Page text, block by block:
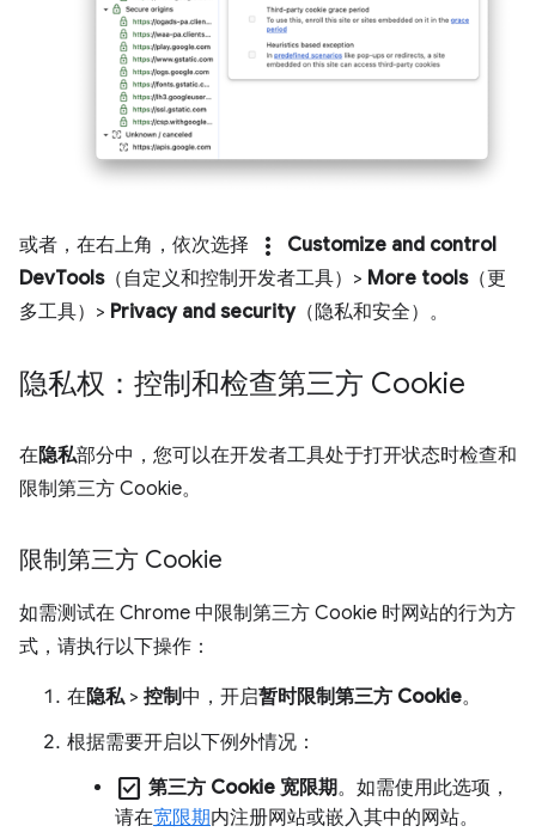
或者，在右上角，依次选择 more_vert
Customize and control
DevTools（自定义和控制开发者工具）> More tools（更
多工具）> Privacy and security（隐私和安全）。
隐私权：控制和检查第三方 Cookie
在隐私部分中，您可以在开发者工具处于打开状态时检查和
限制第三方 Cookie。
限制第三方 Cookie
如需测试在 Chrome 中限制第三方 Cookie 时网站的行为方
式，请执行以下操作：
在隐私> 控制中，开启暂时限制第三方 Cookie。
根据需要开启以下例外情况：
check_box 第三方 Cookie 宽限期。如需使用此选项，
请在宽限期内注册网站或嵌入其中的网站。